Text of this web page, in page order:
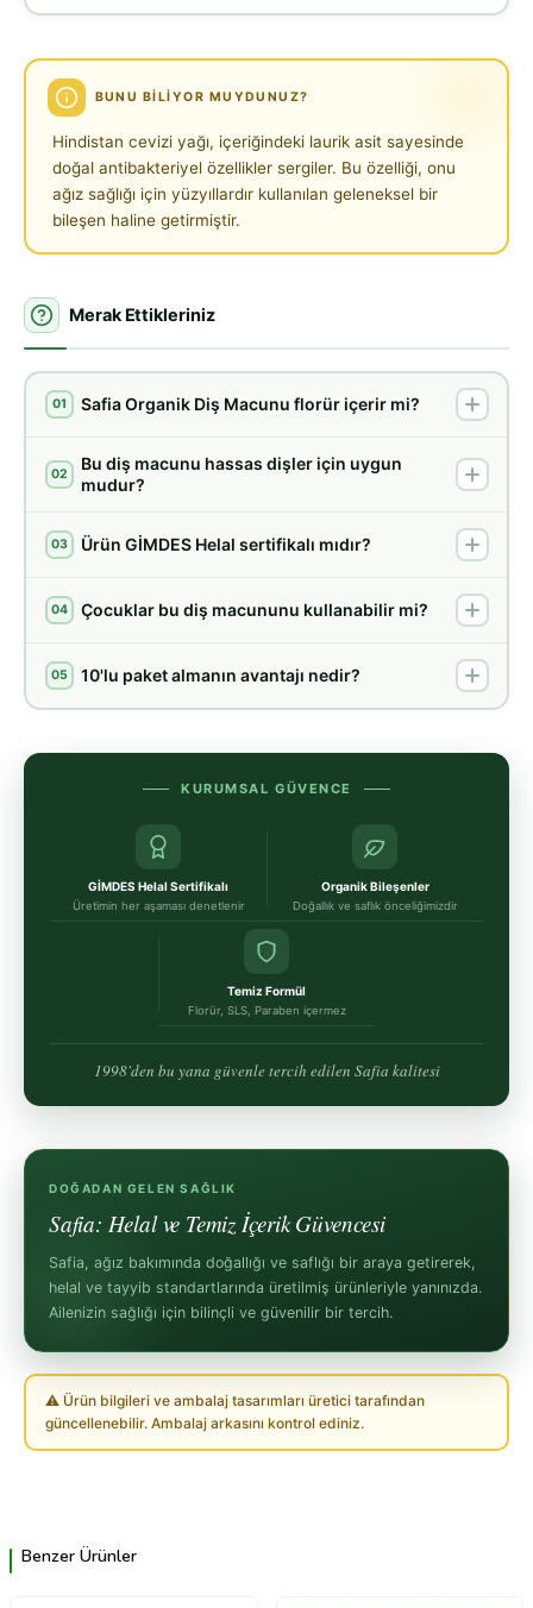
BUNU BILIYOR MUYDUNUZ?
Hindistan cevizi yağı, içeriğindeki laurik asit sayesinde
doğal antibakteriyel özellikler sergiler. Bu özelliği, onu
ağız sağlığı için yüzyıllardır kullanılan geleneksel bir
bileşen haline getirmiştir.
Merak Ettikleriniz
01 Safia Organik Diş Macunu florür içerir mi?
02
Bu diş macunu hassas dişler için uygun
mudur?
03 Ürün GİMDES Helal sertifikalı mıdır?
04 Çocuklar bu diş macununu kullanabilir mi?
05 10'lu paket almanın avantajı nedir?
KURUMSAL GÜVENCE
GİMDES Helal Sertifikalı
Üretimin her aşaması denetlenir
Organik Bileşenler
Doğallık ve saflık önceliğimizdir
Temiz Formül
Florür, SLS, Paraben içermez
1998'den bu yana güvenle tercih edilen Safia kalitesi
DOĞADAN GELEN SAĞLIK
Safia: Helal ve Temiz İçerik Güvencesi
Safia, ağız bakımında doğallığı ve saflığı bir araya getirerek,
helal ve tayyib standartlarında üretilmiş ürünleriyle yanınızda.
Ailenizin sağlığı için bilinçli ve güvenilir bir tercih.
⚠ Ürün bilgileri ve ambalaj tasarımları üretici tarafından
güncellenebilir. Ambalaj arkasını kontrol ediniz.
Benzer Ürünler